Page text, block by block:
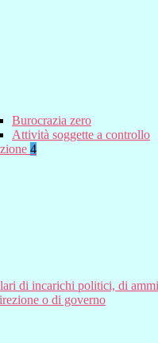
Burocrazia zero
Attività soggette a controllo
4
di incarichi politici, di
o di governo